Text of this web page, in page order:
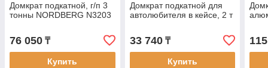
Домкрат подкатной, г/п 3
тонны NORDBERG N3203
76 050 ₸
Купить
Домкрат подкатной для
автолюбителя в кейсе, 2 т
33 740₸
Купить